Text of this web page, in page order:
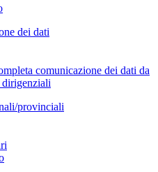
dei dati
comunicazione dei dati da
provinciali